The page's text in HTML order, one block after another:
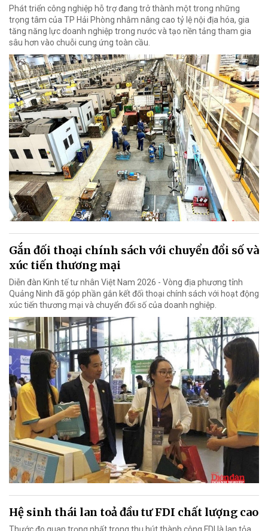
Phát triển công nghiệp hỗ trợ đang trở thành một trong những
trọng tâm của TP Hải Phòng nhằm nâng cao tỷ lệ nội địa hóa, gia
tăng năng lực doanh nghiệp trong nước và tạo nền tảng tham gia
sâu hơn vào chuỗi cung ứng toàn cầu.
Gắn đối thoại chính sách với chuyển đổi số và
xúc tiến thương mại
Diễn đàn Kinh tế tư nhân Việt Nam 2026 - Vòng địa phương tỉnh
Quảng Ninh đã góp phần gắn kết đối thoại chính sách với hoạt động
xúc tiến thương mại và chuyển đổi số của doanh nghiệp.
Hệ sinh thái lan toả đầu tư FDI chất lượng cao